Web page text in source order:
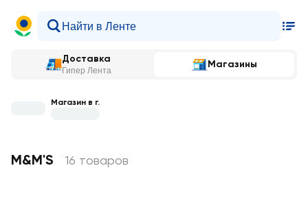
Доставка
Гипер Лента
Магазины
Магазин в г.
M&M'S 16 товаров